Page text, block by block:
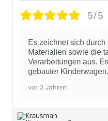
5/5
Es zeichnet sich
Materialien sowie die
Verarbeitungen aus.
gebauter Kinderwagen.
vor 3 Jahren